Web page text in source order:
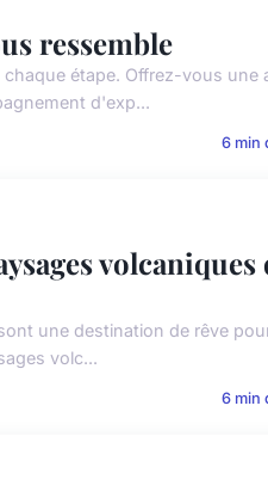
ressemble
étape. Offrez-vous une
d'exp...
6 min
volcaniques
une destination de rêve
volc...
6 min